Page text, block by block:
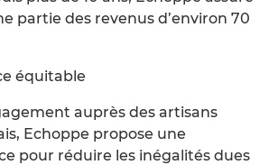
partie des revenus d’environ 70
équitable
auprès des artisans
Echoppe propose une
pour réduire les inégalités dues